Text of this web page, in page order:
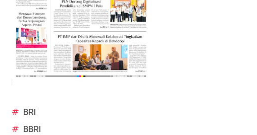
# BRI
# BBRI